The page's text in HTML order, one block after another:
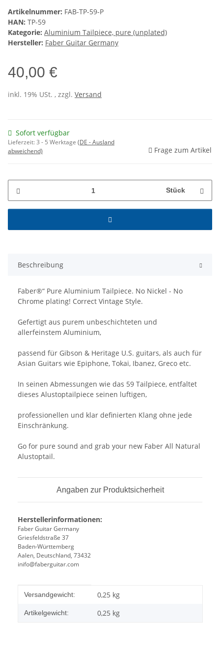
Artikelnummer: FAB-TP-59-P
HAN: TP-59
Kategorie: Aluminium Tailpiece, pure (unplated)
Hersteller: Faber Guitar Germany
40,00 €
inkl. 19% USt. , zzgl. Versand
Sofort verfügbar
Lieferzeit:3 - 5 Werktage (DE - Ausland
abweichend)
Frage zum Artikel
Stück
Beschreibung
Faber®“ Pure Aluminium Tailpiece. No Nickel - No
Chrome plating! Correct Vintage Style.
Gefertigt aus purem unbeschichteten und
allerfeinstem Aluminium,
passend für Gibson & Heritage U.S. guitars, als auch für
Asian Guitars wie Epiphone, Tokai, Ibanez, Greco etc.
In seinen Abmessungen wie das 59 Tailpiece, entfaltet
dieses Alustoptailpiece seinen luftigen,
professionellen und klar definierten Klang ohne jede
Einschränkung.
Go for pure sound and grab your new Faber All Natural
Alustoptail.
Angaben zur Produktsicherheit
Herstellerinformationen:
Faber Guitar Germany
Griesfeldstraße 37
Baden-Württemberg
Aalen, Deutschland, 73432
inifo@faberguitar.com
Produkteigenschaft
Wert
Versandgewicht: 0,25 kg
Artikelgewicht: 0,25 kg